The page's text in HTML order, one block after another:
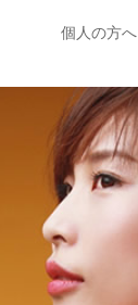
個人の方へ